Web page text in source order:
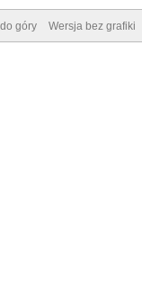
góry Wersja bez grafiki